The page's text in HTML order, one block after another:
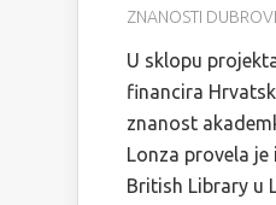
ZNANOSTI
U sklopu
financira
znanost
Lonza provela je
British Library u